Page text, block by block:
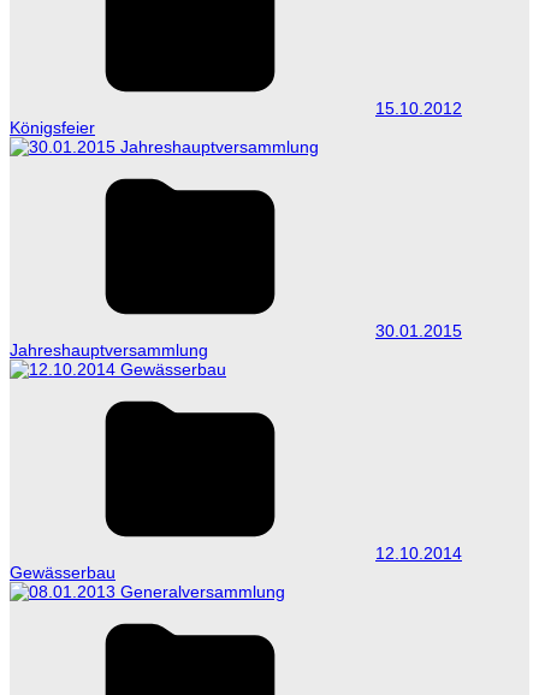
15.10.2012
Königsfeier
30.01.2015
Jahreshauptversammlung
12.10.2014
Gewässerbau